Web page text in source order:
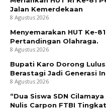
Jalan Kemerdekaan
8 Agustus 2026
Menyemarakan HUT Ke-
Pertandingan Olahraga.
8 Agustus 2026
Bupati Karo Dorong
Berastagi Jadi Generasi
8 Agustus 2026
“Dua Siswa SDN
Nulis Carpon FTBI